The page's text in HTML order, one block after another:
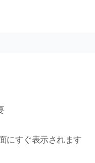
にすぐ表示されます